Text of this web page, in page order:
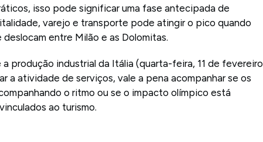
isso pode significar uma fase antecipada de
varejo e transporte pode atingir o pico quando
entre Milão e as Dolomitas.
a produção industrial da Itália (quarta-feira, 11 de fevereiro
a atividade de serviços, vale a pena acompanhar se os
o ritmo ou se o impacto olímpico está
ao turismo.